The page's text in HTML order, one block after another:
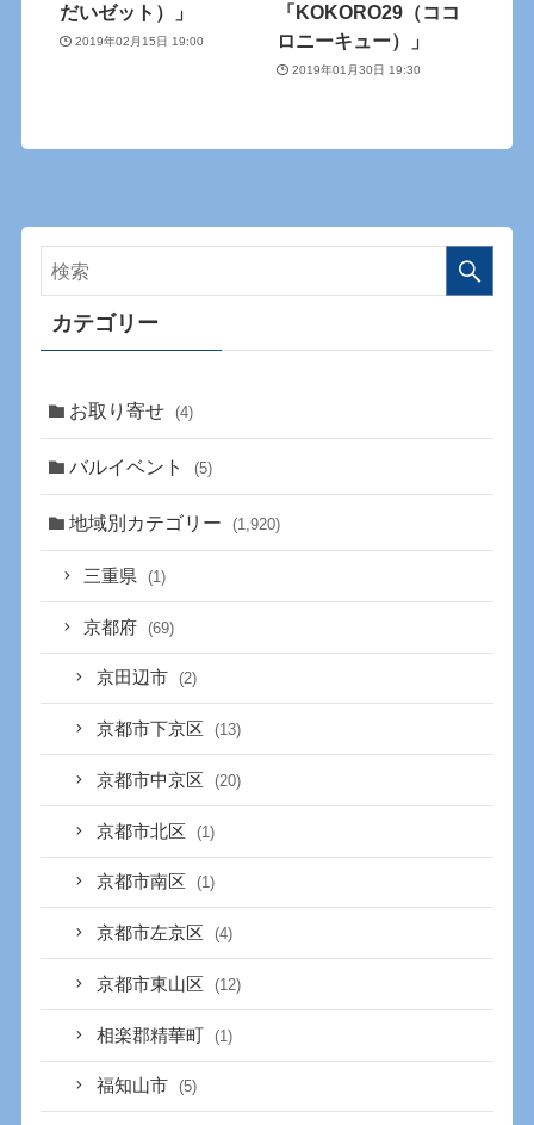
だいゼット）」
2019年02月15日 19:00
「KOKORO29（ココ
ロニーキュー）」
2019年01月30日 19:30
カテゴリー
お取り寄せ (4)
バルイベント (5)
地域別カテゴリー (1,920)
三重県 (1)
京都府 (69)
京田辺市 (2)
京都市下京区 (13)
京都市中京区 (20)
京都市北区 (1)
京都市南区 (1)
京都市左京区 (4)
京都市東山区 (12)
相楽郡精華町 (1)
福知山市 (5)